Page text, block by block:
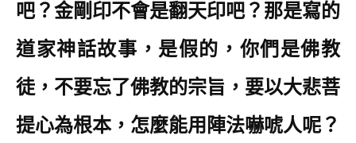
吧？金剛印不會是翻天印吧？那是寫的
道家神話故事，是假的，你們是佛教
徒，不要忘了佛教的宗旨，要以大悲菩
提心為根本，怎麼能用陣法嚇唬人呢？